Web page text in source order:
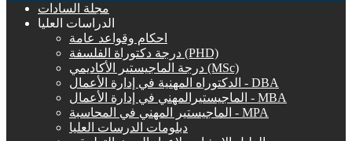
مجلة السادات
الدراسات العليا
احكام وقواعد عامة
درجة دكتوراة الفلسفة (PHD)
درجة الماجيستير الأكاديمي (MSc)
الدكتوراه المهنية في إدارة الأعمال - DBA
الماجيستيرالمهني في إدارة الأعمال - MBA
الماجيستير المهني في المحاسبة - MPA
دبلومات الدرسات العليا